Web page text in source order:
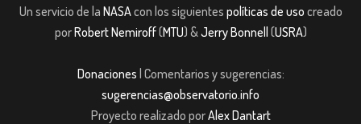
Un servicio de la NASAcon los siguientes políticas de uso creado
porRobert Nemiroff(MTU) &Jerry Bonnell (USRA)
Donaciones | Comentarios y sugerencias:
sugerencias@observatorio.info
Proyecto realizado porAlex Dantart